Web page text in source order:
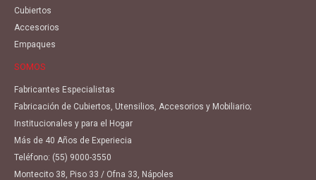
Cubiertos
Accesorios
Empaques
SOMOS
Fabricantes Especialistas
Fabricación de Cubiertos, Utensilios, Accesorios y Mobiliario;
Institucionales y para el Hogar
Más de 40 Años de Experiecia
Teléfono: (55) 9000-3550
Montecito 38, Piso 33 / Ofna 33, Nápoles